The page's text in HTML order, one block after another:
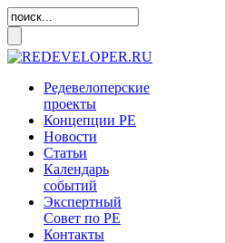
Редевелоперские
проекты
Концепции РЕ
Новости
Статьи
Календарь
событий
Экспертный
Совет по РЕ
Контакты